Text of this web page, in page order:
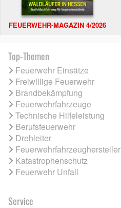
FEUERWEHR-MAGAZIN 4/2026
Top-Themen
Feuerwehr Einsätze
Freiwillige Feuerwehr
Brandbekämpfung
Feuerwehrfahrzeuge
Technische Hilfeleistung
Berufsfeuerwehr
Drehleiter
Feuerwehrfahrzeughersteller
Katastrophenschutz
Feuerwehr Unfall
Service